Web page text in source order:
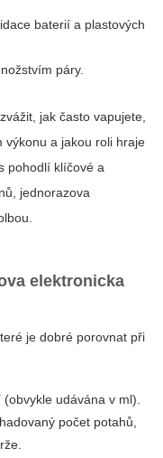
baterií a plastových
páry.
jak často vapujete,
výkonu a jakou roli hraje
pohodlí klíčové a
jednorazova
elektronicka
je dobré porovnat při
udávána v ml).
počet potahů,